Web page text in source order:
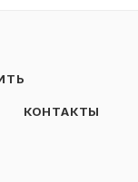
КОНТАКТЫ